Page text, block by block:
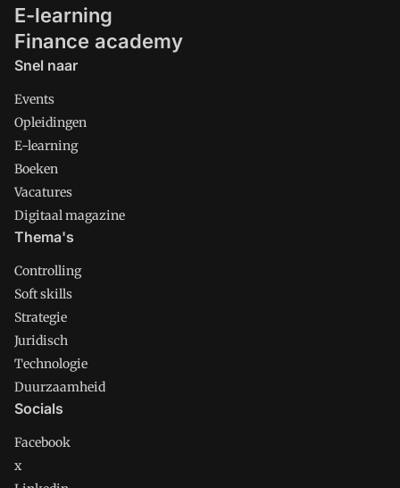
E-learning
Finance academy
Snel naar
Events
Opleidingen
E-learning
Boeken
Vacatures
Digitaal magazine
Thema's
Controlling
Soft skills
Strategie
Juridisch
Technologie
Duurzaamheid
Socials
Facebook
x